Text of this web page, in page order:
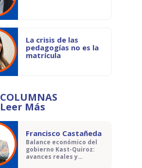
La crisis de las
pedagogías no es la
matrícula
COLUMNAS
Leer Más
Francisco Castañeda
Balance económico del
gobierno Kast-Quiroz:
avances reales y